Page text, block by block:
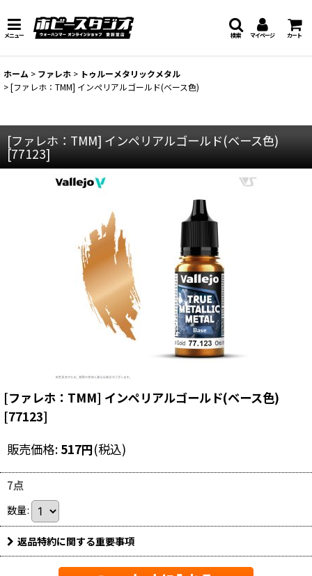
メニュー マイページ カート
検索
ホーム > ファレホ > トゥルーメタリックメタル
>[ファレホ：TMM] インペリアルゴールド(ベース色)
[ファレホ：TMM] インペリアルゴールド(ベース色)
[77123]
[ファレホ：TMM] インペリアルゴールド(ベース色)
[77123]
販売価格: 517円(税込)
7点
数量:
返品特約に関する重要事項